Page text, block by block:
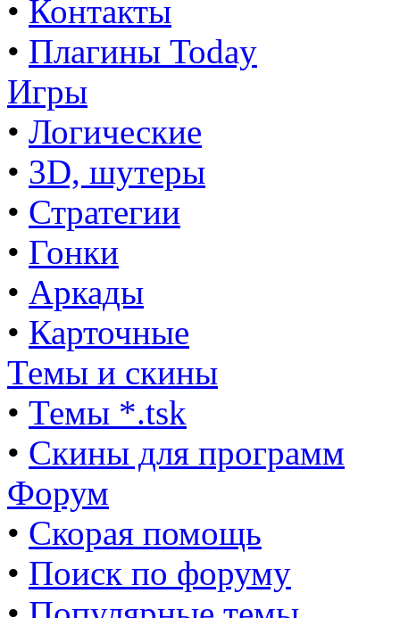
• Контакты
• Плагины Today
Игры
• Логические
• 3D, шутеры
• Стратегии
• Гонки
• Аркады
• Карточные
Темы и скины
• Темы *.tsk
• Скины для программ
Форум
• Скорая помощь
• Поиск по форуму